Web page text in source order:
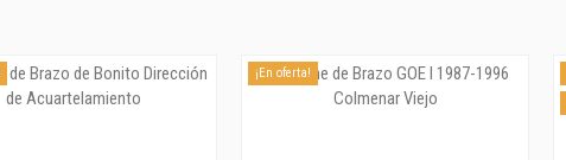
¡En oferta!